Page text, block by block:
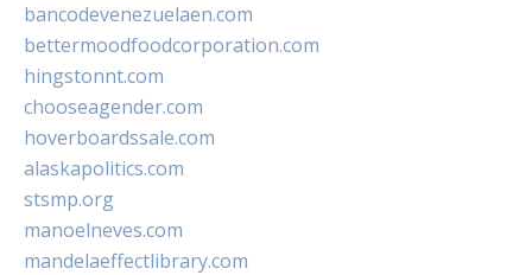
bancodevenezuelaen.com
bettermoodfoodcorporation.com
hingstonnt.com
chooseagender.com
hoverboardssale.com
alaskapolitics.com
stsmp.org
manoelneves.com
mandelaeffectlibrary.com